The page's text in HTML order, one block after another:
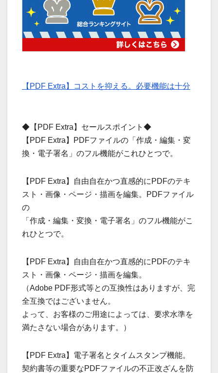
【PDF Extra】コストを抑える。必要機能は十分
◆【PDF Extra】セールスポイント◆
【PDF Extra】PDFファイルの「作成・編集・変
換・電子署名」のフル機能がこれひとつで。
【PDF Extra】自由自在かつ直感的にPDFのテキ
スト・画像・ページ・描画を編集。PDFファイル
の
「作成・編集・変換・電子署名」のフル機能がこ
れひとつで。
【PDF Extra】自由自在かつ直感的にPDFのテキ
スト・画像・ページ・描画を編集。
（Adobe PDF形式等との互換性はありますが、完
全互換ではございません。
よって、お客様のご用途によっては、要求水準を
満たさない場合があります。）
【PDF Extra】電子署名とタイムスタンプ機能。
契約書等の重要なPDFファイルの不正改ざんを防